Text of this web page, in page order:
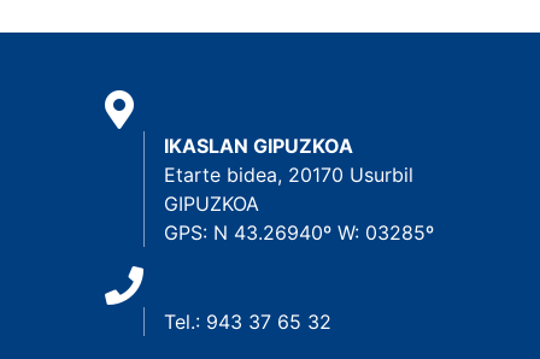
IKASLAN GIPUZKOA
Etarte bidea, 20170 Usurbil
GIPUZKOA
GPS: N 43.26940º W: 03285º
Tel.: 943 37 65 32